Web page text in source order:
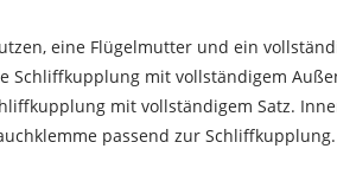
eine Flügelmutter und ein
Schliffkupplung mit vollständigem
mit vollständigem Satz.
passend zur